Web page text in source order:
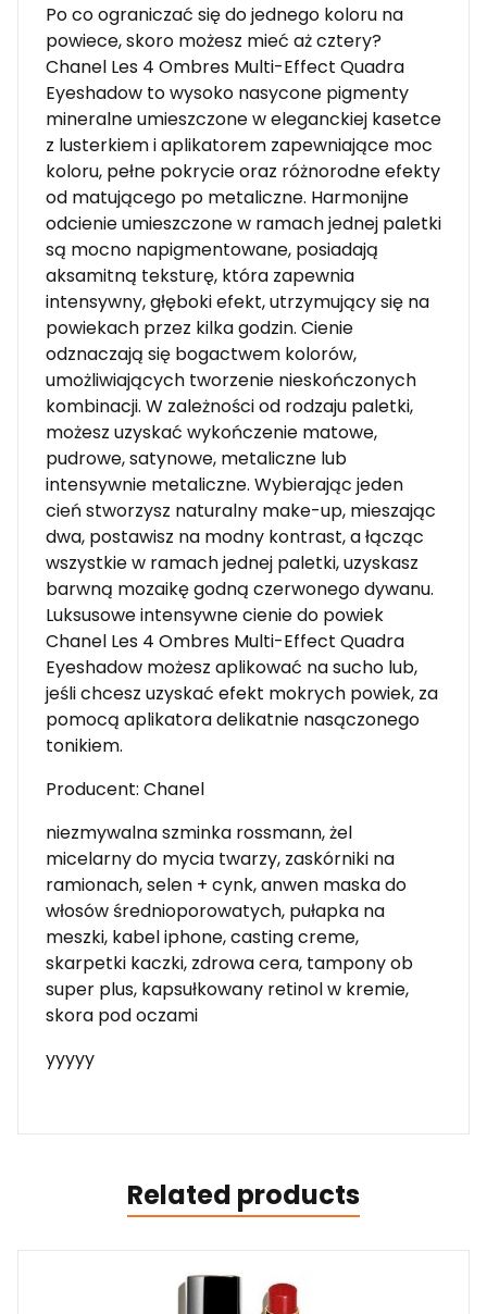
Po co ograniczać się do jednego koloru na
powiece, skoro możesz mieć aż cztery?
Chanel Les 4 Ombres Multi-Effect Quadra
Eyeshadow to wysoko nasycone pigmenty
mineralne umieszczone w eleganckiej kasetce
z lusterkiem i aplikatorem zapewniające moc
koloru, pełne pokrycie oraz różnorodne efekty
od matującego po metaliczne. Harmonijne
odcienie umieszczone w ramach jednej paletki
są mocno napigmentowane, posiadają
aksamitną teksturę, która zapewnia
intensywny, głęboki efekt, utrzymujący się na
powiekach przez kilka godzin. Cienie
odznaczają się bogactwem kolorów,
umożliwiających tworzenie nieskończonych
kombinacji. W zależności od rodzaju paletki,
możesz uzyskać wykończenie matowe,
pudrowe, satynowe, metaliczne lub
intensywnie metaliczne. Wybierając jeden
cień stworzysz naturalny make-up, mieszając
dwa, postawisz na modny kontrast, a łącząc
wszystkie w ramach jednej paletki, uzyskasz
barwną mozaikę godną czerwonego dywanu.
Luksusowe intensywne cienie do powiek
Chanel Les 4 Ombres Multi-Effect Quadra
Eyeshadow możesz aplikować na sucho lub,
jeśli chcesz uzyskać efekt mokrych powiek, za
pomocą aplikatora delikatnie nasączonego
tonikiem.
Producent: Chanel
niezmywalna szminka rossmann, żel
micelarny do mycia twarzy, zaskórniki na
ramionach, selen + cynk, anwen maska do
włosów średnioporowatych, pułapka na
meszki, kabel iphone, casting creme,
skarpetki kaczki, zdrowa cera, tampony ob
super plus, kapsułkowany retinol w kremie,
skora pod oczami
yyyyy
Related products